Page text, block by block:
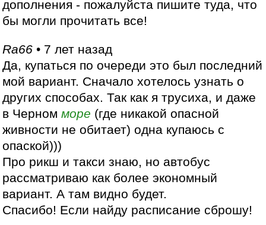
дополнения - пожалуйста пишите туда, что
бы могли прочитать все!
Ra66 • 7 лет назад
Да, купаться по очереди это был последний
мой вариант. Сначало хотелось узнать о
других способах. Так как я трусиха, и даже
в Черномморе (где никакой опасной
живности не обитает) одна купаюсь с
опаской)))
Про рикш и такси знаю, но автобус
рассматриваю как более экономный
вариант. А там видно будет.
Спасибо! Если найду расписание сброшу!